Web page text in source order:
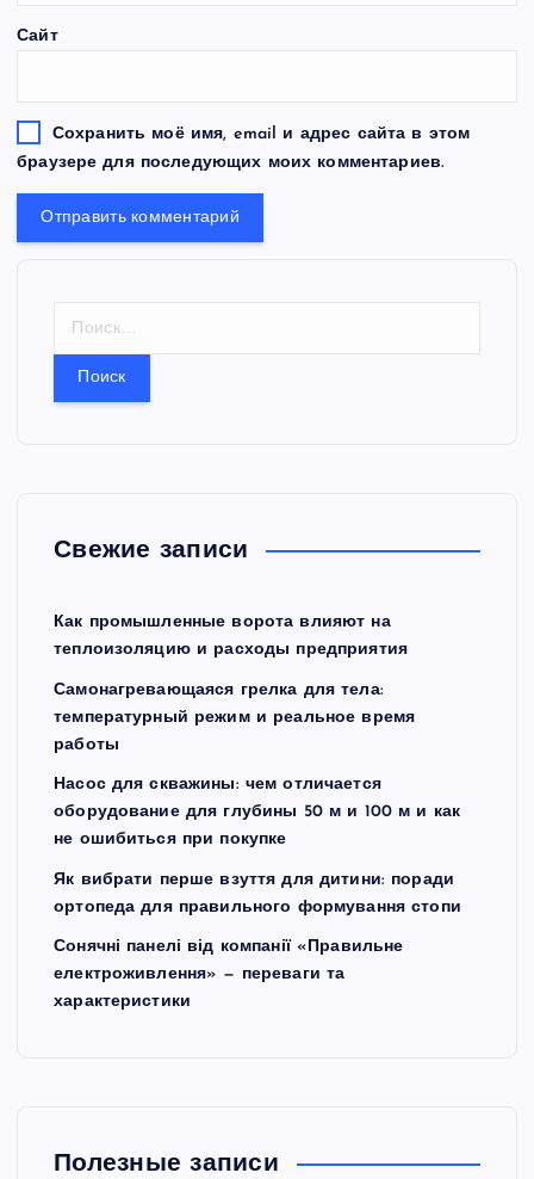
Сайт
Сохранить моё имя, email и адрес сайта в этом
браузере для последующих моих комментариев.
Свежие записи
Как промышленные ворота влияют на
теплоизоляцию и расходы предприятия
Самонагревающаяся грелка для тела:
температурный режим и реальное время
работы
Насос для скважины: чем отличается
оборудование для глубины 50 м и 100 м и как
не ошибиться при покупке
Як вибрати перше взуття для дитини: поради
ортопеда для правильного формування стопи
Сонячні панелі від компанії «Правильне
електроживлення» — переваги та
характеристики
Полезные записи